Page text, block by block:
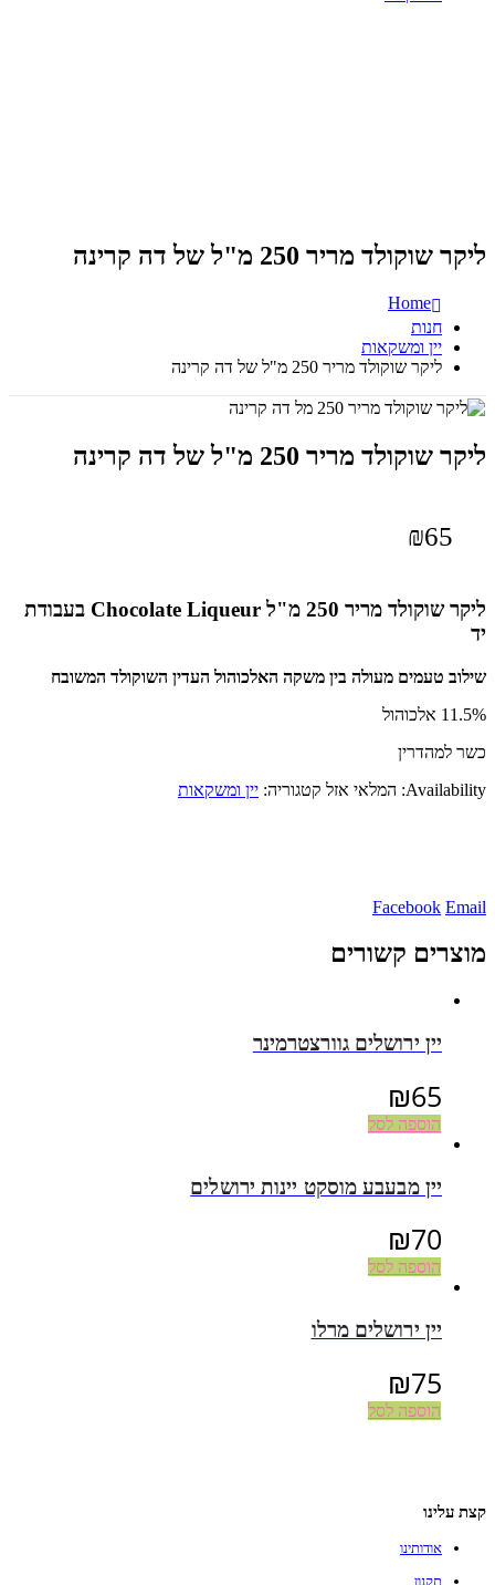
ליקר שוקולד מריר 250 מ"ל של דה קרינה
Home
חנות
יין ומשקאות
ליקר שוקולד מריר 250 מ"ל של דה קרינה
ליקר שוקולד מריר 250 מ"ל של דה קרינה
₪65
ליקר שוקולד מריר 250 מ"ל Chocolate Liqueur
בעבודת
יד
שילוב טעמים מעולה בין משקה האלכוהול העדין השוקולד המשובח
11.5% אלכוהול
כשר למהדרין
Availability: המלאי אזל קטגוריה: יין ומשקאות
Gmail
Facebook Email
מוצרים קשורים
יין ירושלים גוורצטרמינר
₪65
הוספה לסל
יין מבעבע מוסקט יינות ירושלים
₪70
הוספה לסל
יין ירושלים מרלו
₪75
הוספה לסל
קצת עלינו
אודותינו
תקנון